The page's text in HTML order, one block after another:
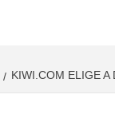
KIWI.COM ELIGE A